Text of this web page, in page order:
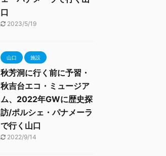
口
2023/5/19
山口 施設
秋芳洞に行く前に予習・
秋吉台エコ・ミュージア
ム、2022年GWに歴史探
訪/ポルシェ・パナメーラ
で行く山口
2022/9/14